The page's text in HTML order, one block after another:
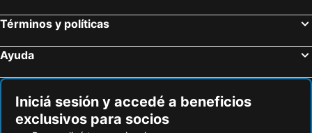
Términos y políticas
Ayuda
Iniciá sesión y accedé a beneficios
exclusivos para socios